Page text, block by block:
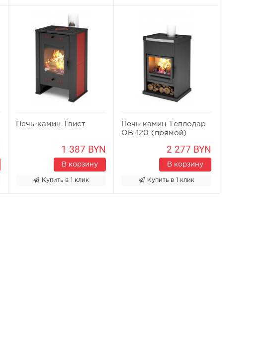
Печь-камин Твист
1 387 BYN
В корзину
Купить в 1 клик
Печь-камин Теплодар
ОВ-120 (прямой)
2 277 BYN
В корзину
Купить в 1 клик